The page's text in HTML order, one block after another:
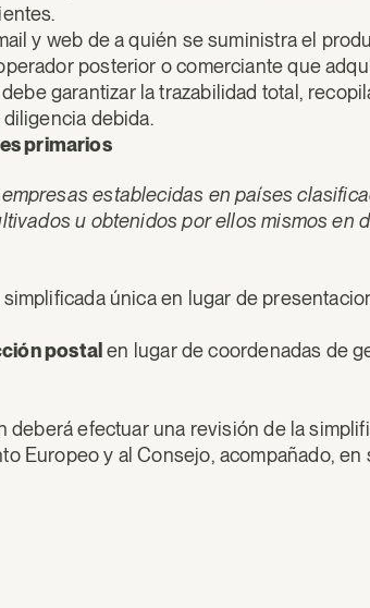
y web de a quién se suministra el
posterior o comerciante que
garantizar la trazabilidad total,
debida.
primarios
establecidas en países
u obtenidos por ellos mismos en
única en lugar de
postalen lugar de coordenadas de
efectuar una revisión de la
Europeo y al Consejo, acompañado, en